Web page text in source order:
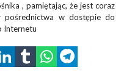
, pamiętając, że jest coraz
pośrednictwa w dostępie do
Internetu